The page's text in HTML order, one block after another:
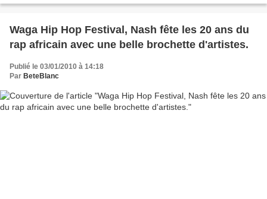
Waga Hip Hop Festival, Nash fête les 20 ans du
rap africain avec une belle brochette d'artistes.
Publié le 03/01/2010 à 14:18
Par BeteBlanc